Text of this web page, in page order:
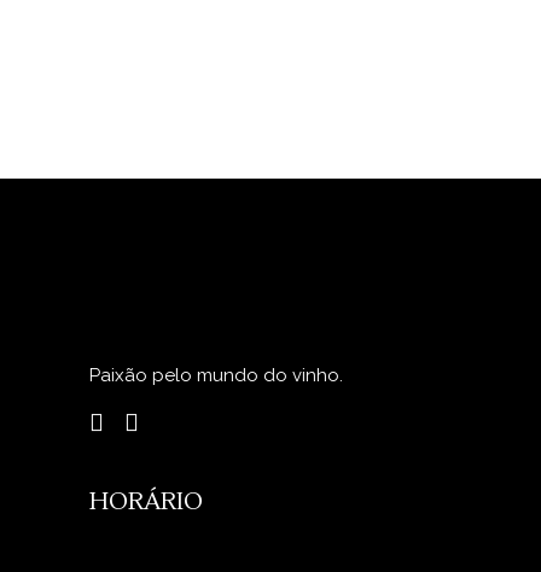
Paixão pelo mundo do vinho.
HORÁRIO